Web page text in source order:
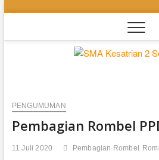
PENGUMUMAN
Pembagian Rombel
11 Juli 2020 Pembagian Rombel